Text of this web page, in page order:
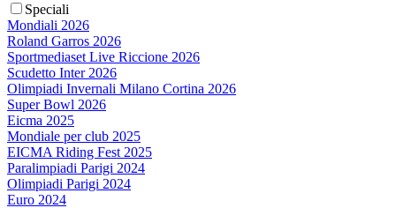
Speciali
Mondiali 2026
Roland Garros 2026
Sportmediaset Live Riccione 2026
Scudetto Inter 2026
Olimpiadi Invernali Milano Cortina 2026
Super Bowl 2026
Eicma 2025
Mondiale per club 2025
EICMA Riding Fest 2025
Paralimpiadi Parigi 2024
Olimpiadi Parigi 2024
Euro 2024